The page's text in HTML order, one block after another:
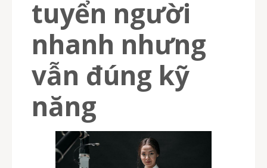
tuyển người
nhanh nhưng
vẫn đúng kỹ
năng